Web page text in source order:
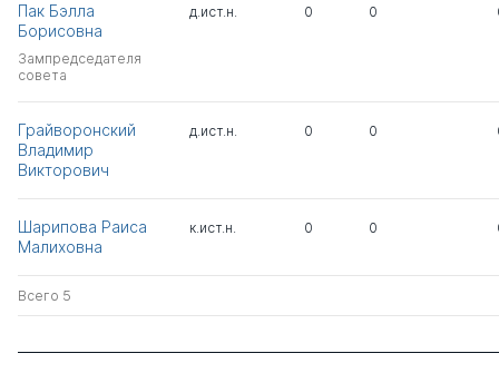
Пак Бэлла
Борисовна
Зампредседателя
совета
д.ист.н. 0 0
Грайворонский
Владимир
Викторович
д.ист.н. 0 0
Шарипова Раиса
Малиховна
к.ист.н. 0 0
Всего 5